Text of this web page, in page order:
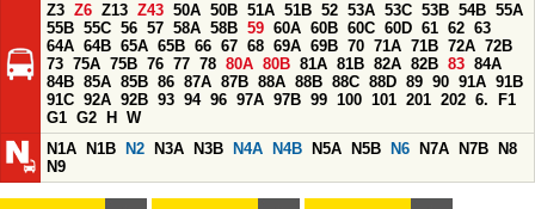
Z3 Z6 Z13 Z43 50A 50B 51A 51B 52 53A 53C 53B 54B 55A
55B 55C 56 57 58A 58B 59 60A 60B 60C 60D 61 62 63
64A 64B 65A 65B 66 67 68 69A 69B 70 71A 71B 72A 72B
73 75A 75B 76 77 78 80A 80B 81A 81B 82A 82B 83 84A
84B 85A 85B 86 87A 87B 88A 88B 88C 88D 89 90 91A 91B
91C 92A 92B 93 94 96 97A 97B 99 100 101 201 202 6.
F1
G1 G2 H
W
N1A
N1B N2 N3A N3B N4A N4B N5A N5B N6 N7A N7B
N8
N9